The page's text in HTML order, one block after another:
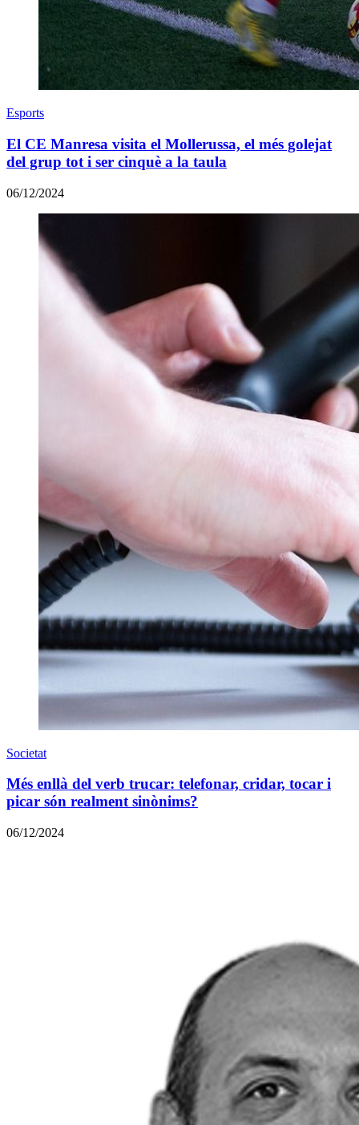
Esports
El CE Manresa visita el Mollerussa, el més golejat
del grup tot i ser cinquè a la taula
06/12/2024
Societat
Més enllà del verb trucar: telefonar, cridar, tocar i
picar són realment sinònims?
06/12/2024